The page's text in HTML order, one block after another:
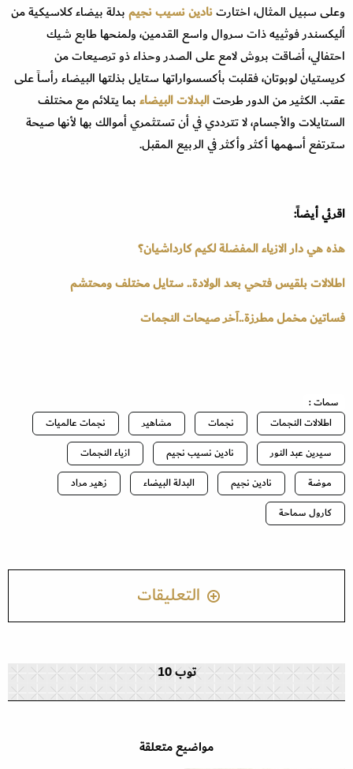
وعلى سبيل المثال، اختارتنادين نسيب نجيمبدلة بيضاء كلاسيكية من
أليكسندر فوثييه ذات سروال واسع القدمين، ولمنحها طابع شيك
احتفالي، أضاقت بروش لامع على الصدر وحذاء ذو ترصيعات من
كريستيان لوبوتان، فقلبت بأكسسواراتها ستايل بذلتها البيضاء رأساً على
عقب. الكثير من الدور طرحتالبدلات البيضاءبما يتلائم مع مختلف
الستايلات والأجسام، لا تترددي في أن تستثمري أموالك بها لأنها صيحة
سترتفع أسهمها أكثر وأكثر في الربيع المقبل.
اقرئي أيضاً:
هذه هي دار الازياء المفضلة لكيم كارداشيان؟
اطلالات بلقيس فتحي بعد الولادة.. ستايل مختلف ومحتشم
فساتين مخمل مطرزة..آخر صيحات النجمات
سمات :
اطلالات النجمات
نجمات مشاهير
نجمات عالميات
سيرين عبد النور
نادين نسيب نجيم
ازياء النجمات
موضة
نادين نجيم البدلة البيضاء
زهير مراد
كارول سماحة
التعليقات
توب 10
مواضيع متعلقة